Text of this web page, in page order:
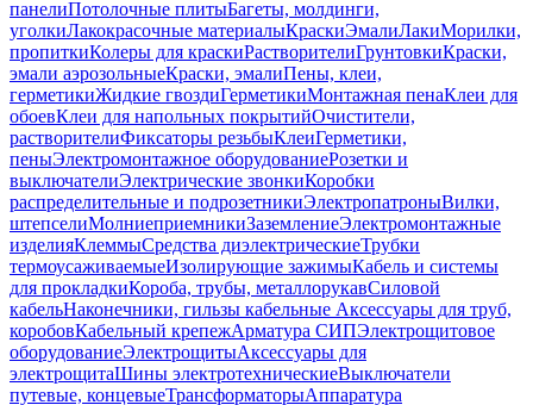
панелиПотолочные плитыБагеты, молдинги,
уголкиЛакокрасочные материалыКраскиЭмалиЛакиМорилки,
пропиткиКолеры для краскиРастворителиГрунтовкиКраски,
эмали аэрозольныеКраски, эмалиПены, клеи,
герметикиЖидкие гвоздиГерметикиМонтажная пенаКлеи для
обоевКлеи для напольных покрытийОчистители,
растворителиФиксаторы резьбыКлеиГерметики,
пеныЭлектромонтажное оборудованиеРозетки и
выключателиЭлектрические звонкиКоробки
распределительные и подрозетникиЭлектропатроныВилки,
штепселиМолниеприемникиЗаземлениеЭлектромонтажные
изделияКлеммыСредства диэлектрическиеТрубки
термоусаживаемыеИзолирующие зажимыКабель и системы
для прокладкиКороба, трубы, металлорукавСиловой
кабельНаконечники, гильзы кабельные Аксессуары для труб,
коробовКабельный крепежАрматура СИПЭлектрощитовое
оборудованиеЭлектрощитыАксессуары для
электрощитаШины электротехническиеВыключатели
путевые, концевыеТрансформаторыАппаратура